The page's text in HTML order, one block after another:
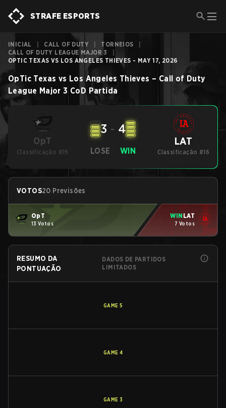
STRAFE ESPORTS
INICIAL CALL OF DUTY TORNEIOS
CALL OF DUTY LEAGUE MAJOR 3
OPTIC TEXAS VS LOS ANGELES THIEVES - MAY 17, 2026
OpTic Texas vs Los Angeles Thieves – Call of Duty
League Major 3 CoD Partida
OpT
Classificação #19 LOSE
3 - 4
WIN
LAT
Classificação #16
VOTOS20 Previsões
OpT
13 Votos
WIN LAT
7 Votos
RESUMO DA
PONTUAÇÃO
DADOS DE PARTIDOS
LIMITADOS
GAME 5
GAME 4
GAME 3